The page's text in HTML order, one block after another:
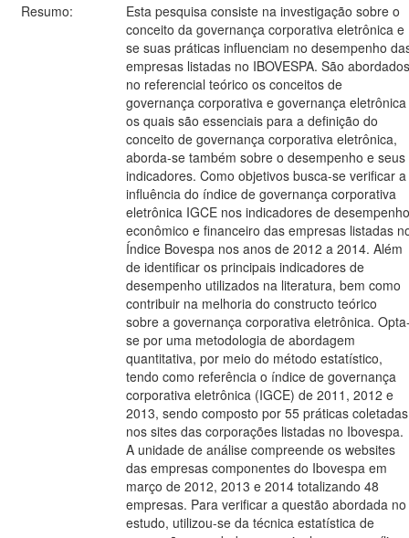
Resumo:
Esta pesquisa consiste na investigação sobre o
conceito da governança corporativa eletrônica e
se suas práticas influenciam no desempenho
empresas listadas no IBOVESPA. São abordados
no referencial teórico os conceitos de
governança corporativa e governança eletrônica
os quais são essenciais para a definição do
conceito de governança corporativa eletrônica,
aborda-se também sobre o desempenho e seus
indicadores. Como objetivos busca-se verificar a
influência do índice de governança corporativa
eletrônica IGCE nos indicadores de desempenho
econômico e financeiro das empresas listadas
Índice Bovespa nos anos de 2012 a 2014. Além
de identificar os principais indicadores de
desempenho utilizados na literatura, bem como
contribuir na melhoria do constructo teórico
sobre a governança corporativa eletrônica.
se por uma metodologia de abordagem
quantitativa, por meio do método estatístico,
tendo como referência o índice de governança
corporativa eletrônica (IGCE) de 2011, 2012 e
2013, sendo composto por 55 práticas coletadas
nos sites das corporações listadas no Ibovespa.
A unidade de análise compreende os websites
das empresas componentes do Ibovespa em
março de 2012, 2013 e 2014 totalizando 48
empresas. Para verificar a questão abordada no
estudo, utilizou-se da técnica estatística de